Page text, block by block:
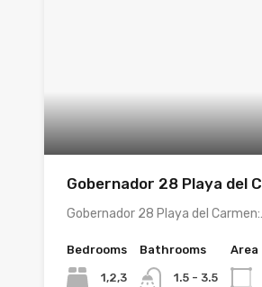
Gobernador 28 Playa del
Gobernador 28 Playa del
Bedrooms
1,2,3
Bathrooms
1.5 - 3.5
Area